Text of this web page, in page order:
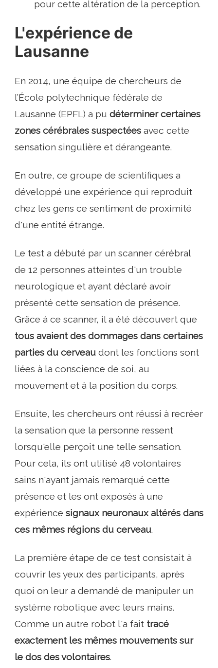
pour cette altération de la perception.
L'expérience de
Lausanne
En 2014, une équipe de chercheurs de
l’École polytechnique fédérale de
Lausanne (EPFL) a pu déterminer certaines
zones cérébrales suspectées avec cette
sensation singulière et dérangeante.
En outre, ce groupe de scientifiques a
développé une expérience qui reproduit
chez les gens ce sentiment de proximité
d'une entité étrange.
Le test a débuté par un scanner cérébral
de 12 personnes atteintes d'un trouble
neurologique et ayant déclaré avoir
présenté cette sensation de présence.
Grâce à ce scanner, il a été découvert que
tous avaient des dommages dans certaines
parties du cerveau dont les fonctions sont
liées à la conscience de soi, au
mouvement et à la position du corps.
Ensuite, les chercheurs ont réussi à recréer
la sensation que la personne ressent
lorsqu'elle perçoit une telle sensation.
Pour cela, ils ont utilisé 48 volontaires
sains n'ayant jamais remarqué cette
présence et les ont exposés à une
expérience signaux neuronaux altérés dans
ces mêmes régions du cerveau.
La première étape de ce test consistait à
couvrir les yeux des participants, après
quoi on leur a demandé de manipuler un
système robotique avec leurs mains.
Comme un autre robot l'a fait tracé
exactement les mêmes mouvements sur
le dos des volontaires.